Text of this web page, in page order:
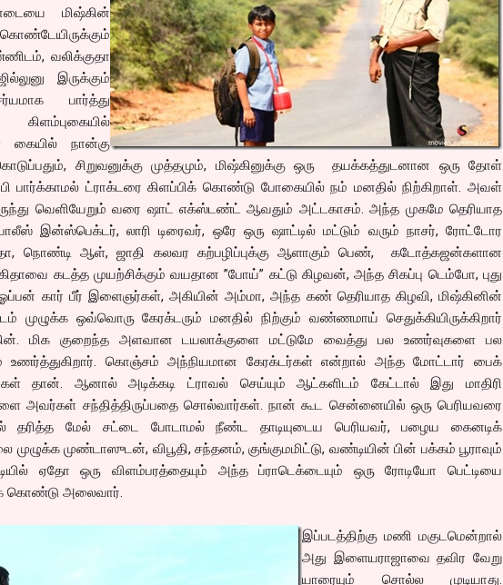
மிஷ்கின்
வலிக்குதா
இருக்கும்
பார்த்து
கிளம்புகையில்
கையில் நான்கு
சிறுவனுக்கு முத்தமும், மிஷ்கினுக்கு ஒரு தயக்கத்துடனான ஒரு தோள்
பார்க்காமல் ட்ராக்டரை கிளப்பிக் கொண்டு போகையில் நம் மனதில் நிற்கிறாள். அவள்
வெளியேறும் வரை ஷாட் எக்ஸ்டண்ட் ஆவதும் அட்டகாசம். அந்த முகமே தெரியாத
இன்ஸ்பெக்டர், லாரி டிரைவர், ஒரே ஒரு ஷாட்டில் மட்டும் வரும் நாசர், ரோட்டோர
நொண்டி ஆள், ஜாதி கலவர கற்பழிப்புக்கு ஆளாகும் பெண், கடோத்கஜன்களான
கடத்த முயற்சிக்கும் வயதான ”போய்” கட்டு கிழவன், அந்த சிகப்பு டெம்போ, புது
கார் பீர் இளைஞர்கள், அகியின் அம்மா, அந்த கண் தெரியாத கிழவி, மிஷ்கினின்
முழுக்க ஒவ்வொரு கேரக்டரும் மனதில் நிற்கும் வண்ணமாய் செதுக்கியிருக்கிறார்
மிக குறைந்த அளவான டயலாக்குளை மட்டுமே வைத்து பல உணர்வுகளை பல
உணர்த்துகிறார். கொஞ்சம் அந்நியமான கேரக்டர்கள் என்றால் அந்த மோட்டார் பைக்
தான். ஆனால் அடிக்கடி ட்ராவல் செய்யும் ஆட்களிடம் கேட்டால் இது மாதிரி
அவர்கள் சந்தித்திருப்பதை சொல்வார்கள். நான் கூட சென்னையில் ஒரு பெரியவரை
தரித்த மேல் சட்டை போடாமல் நீண்ட தாடியுடைய பெரியவர், பழைய கைனடிக்
முண்டாஸுடன், விபூதி, சந்தனம், குங்குமமிட்டு, வண்டியின் பின் பக்கம் பூராவும்
ஏதோ ஒரு விளம்பரத்தையும் அந்த ப்ராடெக்டையும் ஒரு ரோடியோ பெட்டியை
கொண்டு அலைவார்.
இப்படத்திற்கு மணி மகுடமென்றால்
அது இளையராஜாவை தவிர வேறு
யாரையும் சொல்ல முடியாது.